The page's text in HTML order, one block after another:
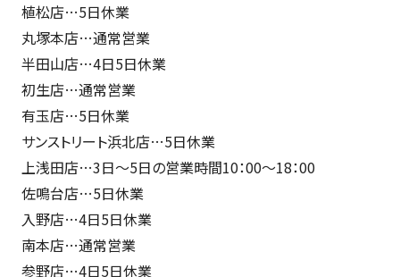
植松店…5日休業
丸塚本店…通常営業
半田山店…4日5日休業
初生店…通常営業
有玉店…5日休業
サンストリート浜北店…5日休業
上浅田店…3日～5日の営業時間10：00～18：00
佐鳴台店…5日休業
入野店…4日5日休業
南本店…通常営業
参野店…4日5日休業